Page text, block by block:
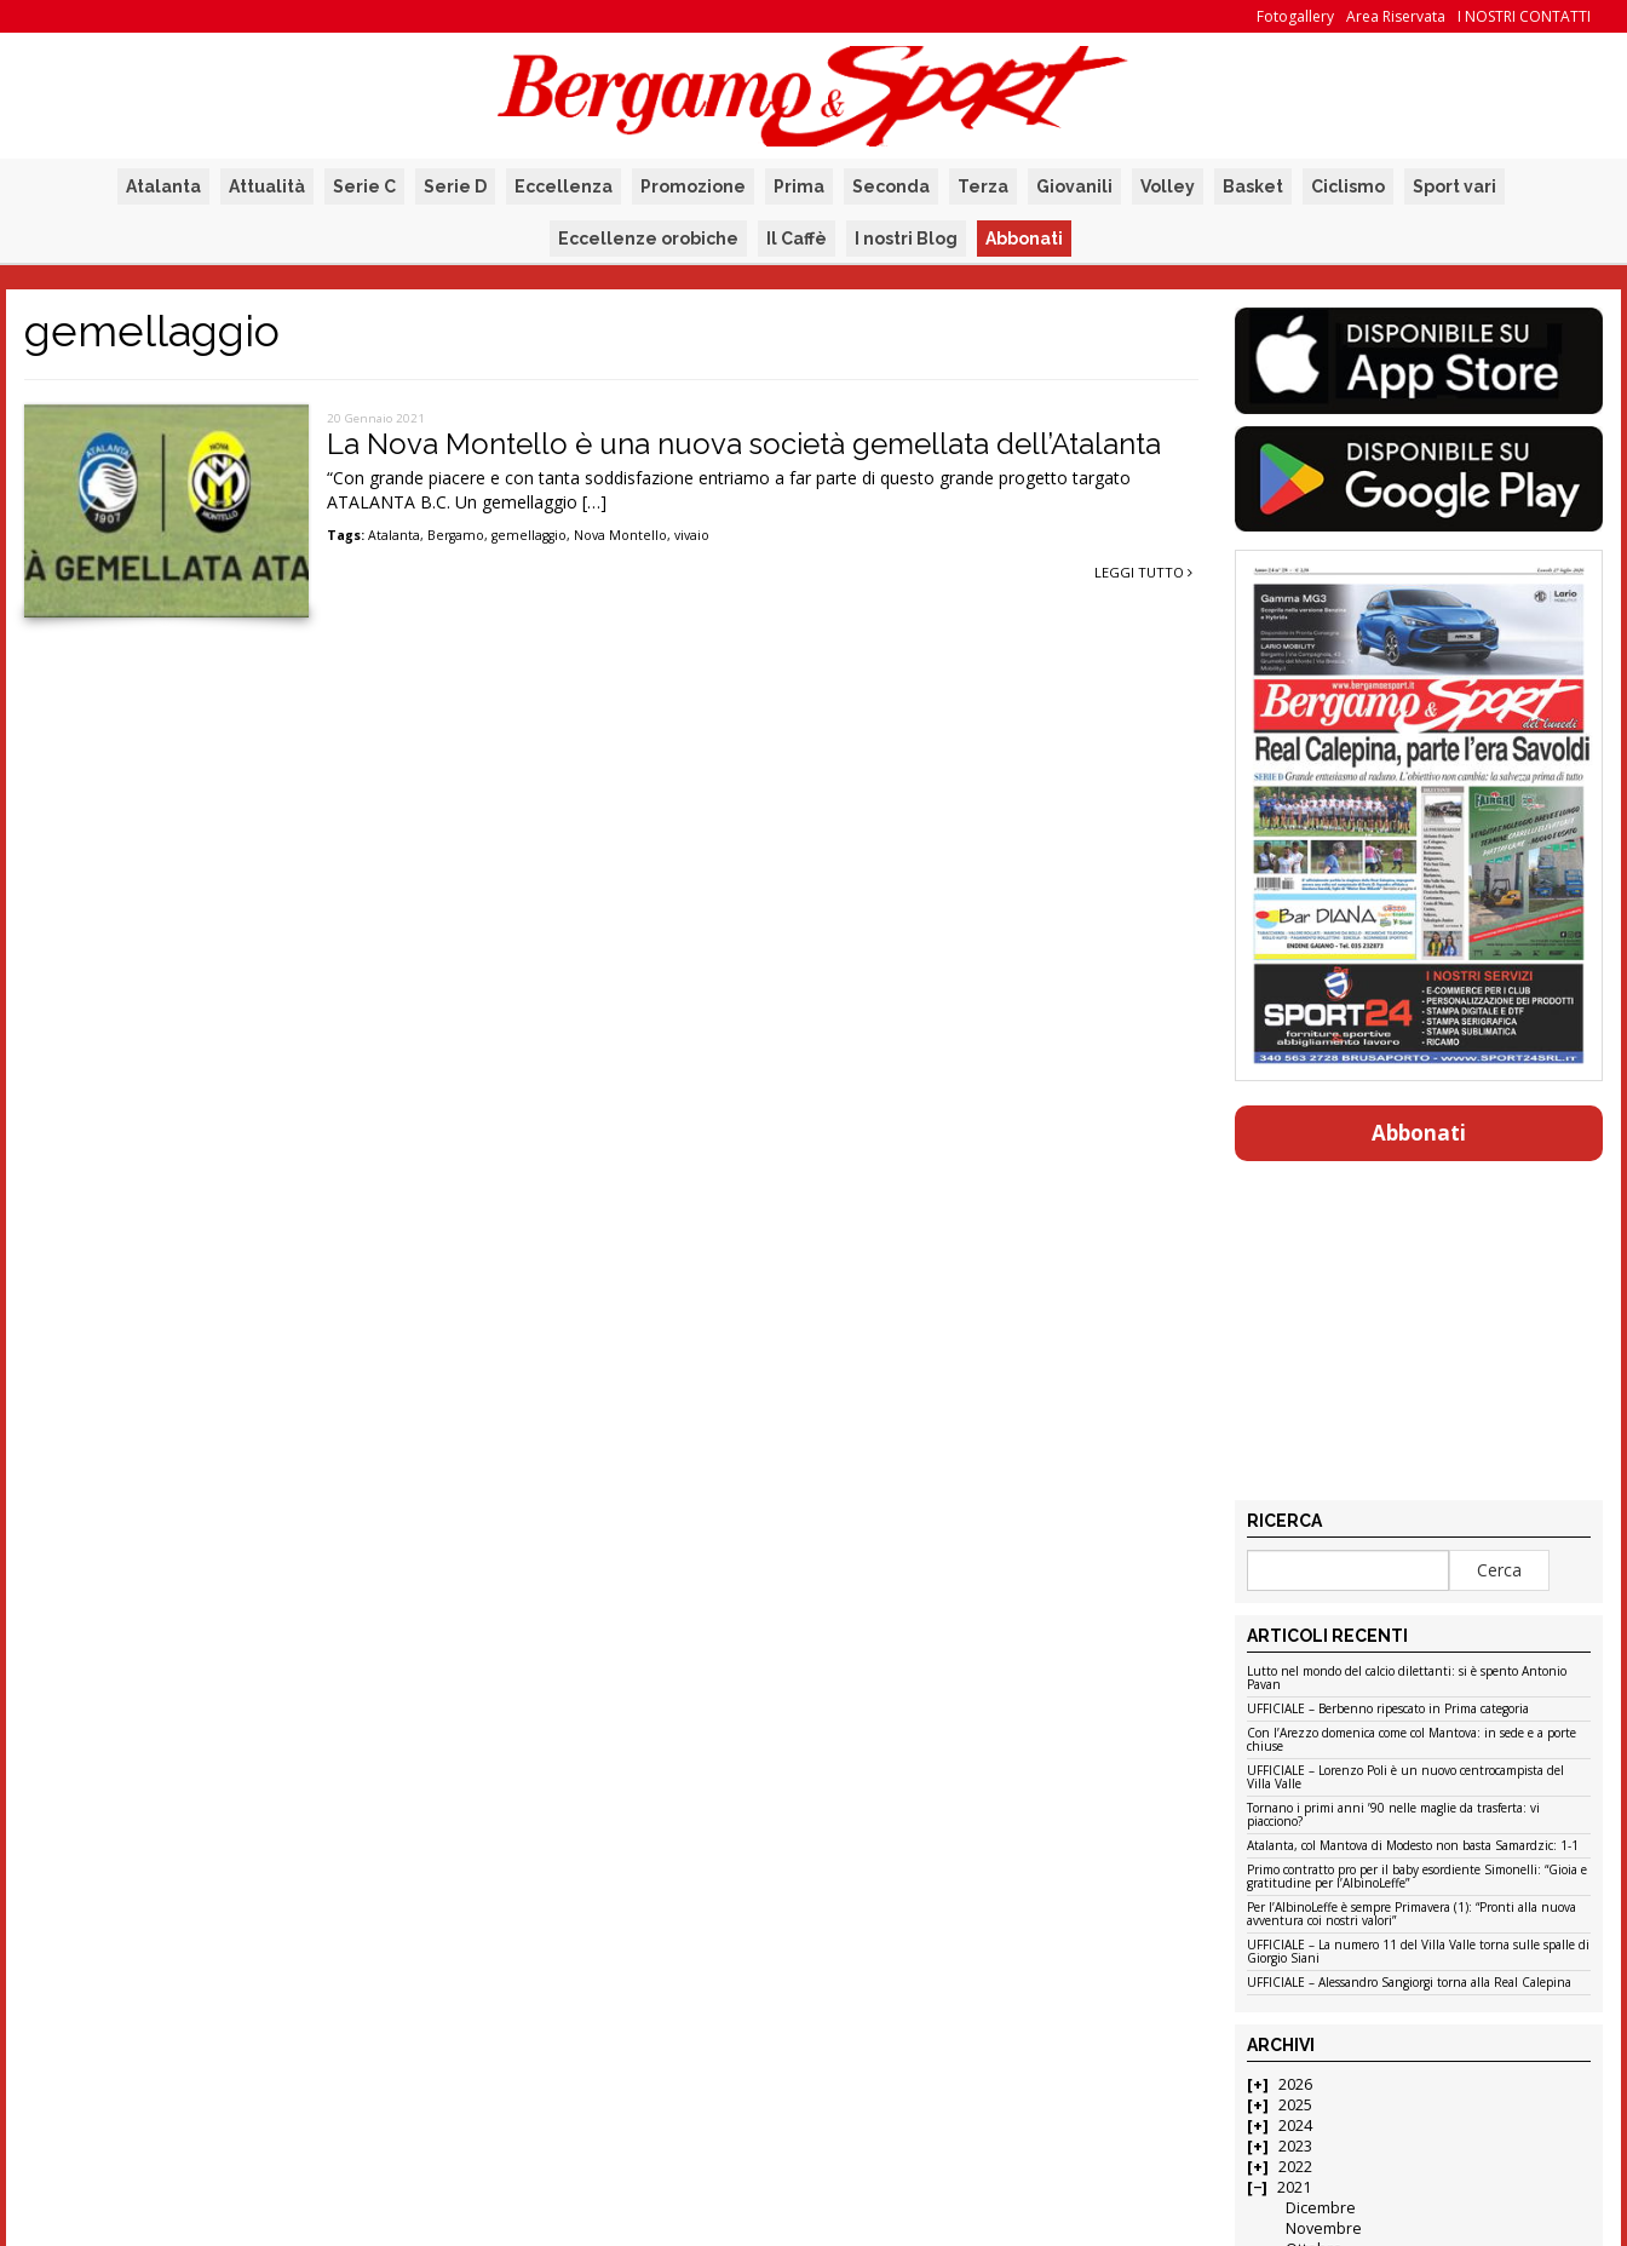
I NOSTRI CONTATTI
Area Riservata
Fotogallery
Atalanta Attualità Serie C Serie D Eccellenza Promozione Prima Seconda Terza Giovanili Volley Basket Ciclismo Sport vari
Eccellenze orobiche Il Caffè I nostri Blog Abbonati
gemellaggio
20 Gennaio 2021
La Nova Montello è una nuova società gemellata dell’Atalanta
“Con grande piacere e con tanta soddisfazione entriamo a far parte di questo grande progetto targato
ATALANTA B.C. Un gemellaggio […]
Tags: Atalanta, Bergamo,gemellaggio, Nova Montello,vivaio
LEGGI TUTTO
Abbonati
RICERCA
ARTICOLI RECENTI
Lutto nel mondo del calcio dilettanti: si è spento Antonio
Pavan
UFFICIALE – Berbenno ripescato in Prima categoria
Con l’Arezzo domenica come col Mantova: in sede e a porte
chiuse
UFFICIALE – Lorenzo Poli è un nuovo centrocampista del
Villa Valle
Tornano i primi anni ’90 nelle maglie da trasferta: vi
piacciono?
Atalanta, col Mantova di Modesto non basta Samardzic: 1-1
Primo contratto pro per il baby esordiente Simonelli: “Gioia e
gratitudine per l’AlbinoLeffe”
Per l’AlbinoLeffe è sempre Primavera (1): “Pronti alla nuova
avventura coi nostri valori”
UFFICIALE – La numero 11 del Villa Valle torna sulle spalle di
Giorgio Siani
UFFICIALE – Alessandro Sangiorgi torna alla Real Calepina
ARCHIVI
2026
2025
2024
2023
2022
2021
Dicembre
Novembre